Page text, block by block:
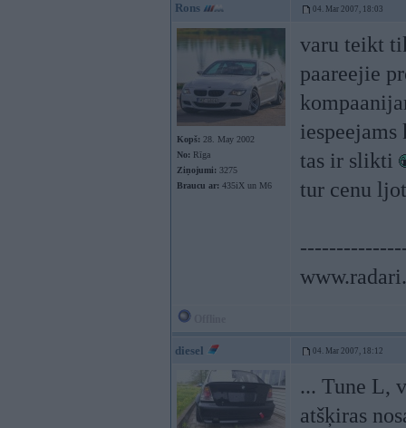
Rons 04. Mar 2007, 18:03
Kopš: 28. May 2002
No: Rīga
Ziņojumi: 3275
Braucu ar: 435iX un M6
varu teikt
paareejie
tas ir slikti
tur cenu
diesel 04. Mar 2007, 18:12
... Tune L,
atšķiras